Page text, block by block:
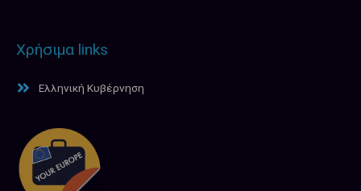
Χρήσιμα links
Ελληνική Κυβέρνηση